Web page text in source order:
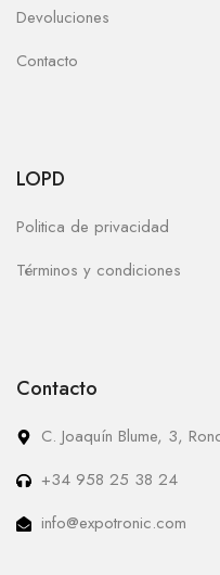
Devoluciones
Contacto
LOPD
Politica de privacidad
Términos y condiciones
Contacto
C. Joaquín Blume, 3,
+34 958 25 38 24
info@expotronic.com